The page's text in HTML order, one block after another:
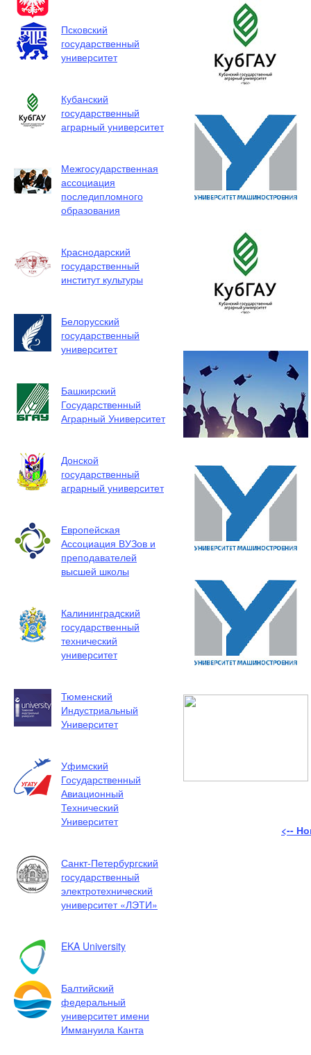
Псковский
государственный
университет
Кубанский
государственный
аграрный университет
Межгосударственная
ассоциация
последипломного
образования
Краснодарский
государственный
институт культуры
Белорусский
государственный
университет
Башкирский
Государственный
Аграрный Университет
Донской
государственный
аграрный университет
Европейская
Ассоциация ВУЗов и
преподавателей
высшей школы
Калининградский
государственный
технический
университет
Тюменский
Индустриальный
Университет
Уфимский
Государственный
Авиационный
Технический
Университет
Санкт-Петербургский
государственный
электротехнический
университет «ЛЭТИ»
EKA University
Балтийский
федеральный
университет имени
Иммануила Канта
<--